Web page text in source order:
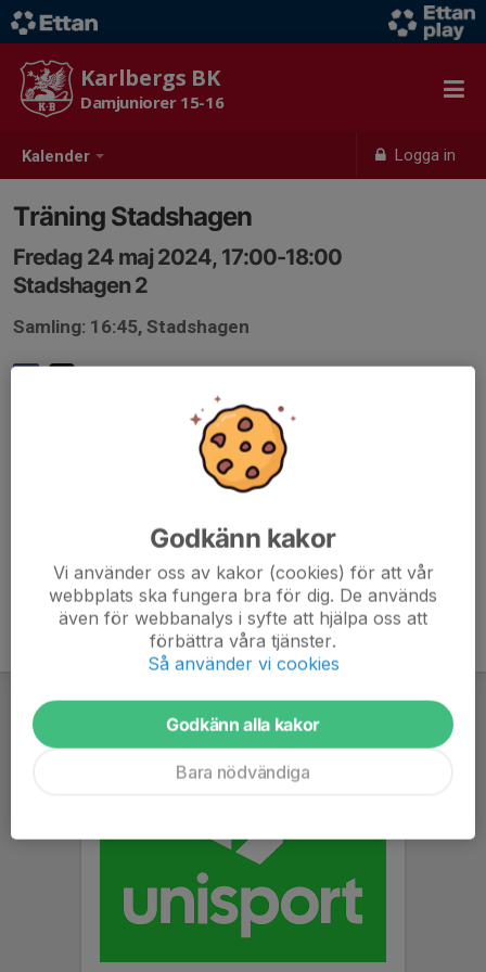
Kalender Logga in
Karlbergs BK
Damjuniorer 15-16
Träning Stadshagen
Fredag 24 maj 2024, 17:00-18:00
Stadshagen 2
Samling: 16:45, Stadshagen
Godkänn kakor
Vi använder oss av kakor (cookies) för att vår
webbplats ska fungera bra för dig. De används
även för webbanalys i syfte att hjälpa oss att
förbättra våra tjänster.
Så använder vi cookies
Godkänn alla kakor
Bara nödvändiga